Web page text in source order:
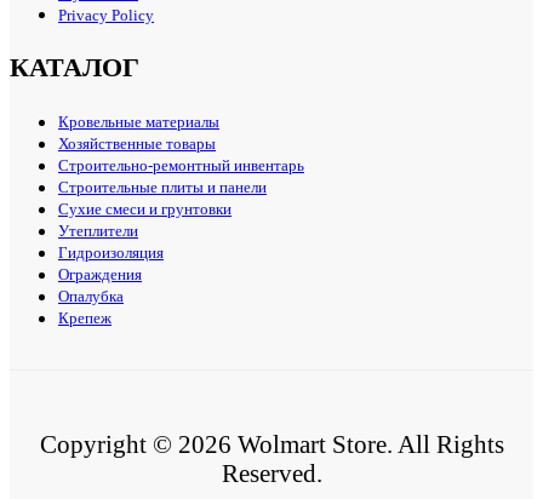
Privacy Policy
КАТАЛОГ
Кровельные материалы
Хозяйственные товары
Строительно-ремонтный инвентарь
Строительные плиты и панели
Сухие смеси и грунтовки
Утеплители
Гидроизоляция
Ограждения
Опалубка
Крепеж
Copyright © 2026 Wolmart Store. All Rights
Reserved.